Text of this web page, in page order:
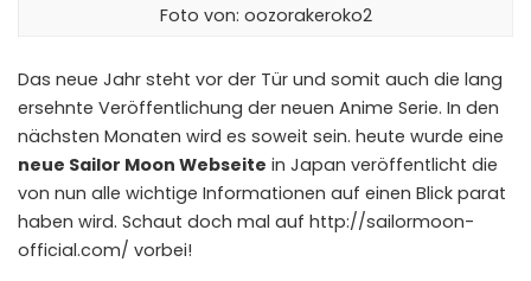
Foto von: oozorakeroko2
Das neue Jahr steht vor der Tür und somit auch die lang
ersehnte Veröffentlichung der neuen Anime Serie. In den
nächsten Monaten wird es soweit sein. heute wurde eine
neue Sailor Moon Webseite in Japan veröffentlicht die
von nun alle wichtige Informationen auf einen Blick parat
haben wird. Schaut doch mal auf http://sailormoon-
official.com/ vorbei!